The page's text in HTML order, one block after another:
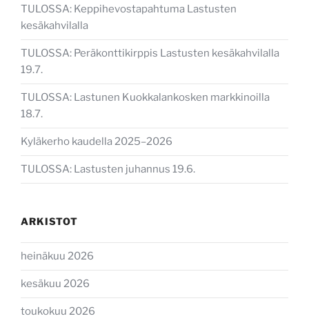
TULOSSA: Keppihevostapahtuma Lastusten
kesäkahvilalla
TULOSSA: Peräkonttikirppis Lastusten kesäkahvilalla
19.7.
TULOSSA: Lastunen Kuokkalankosken markkinoilla
18.7.
Kyläkerho kaudella 2025–2026
TULOSSA: Lastusten juhannus 19.6.
ARKISTOT
heinäkuu 2026
kesäkuu 2026
toukokuu 2026